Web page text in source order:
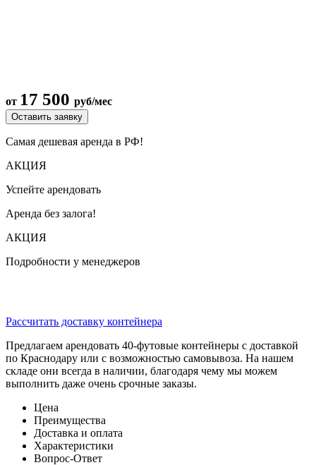
от 17 500 руб/мес
Оставить заявку
Самая дешевая аренда в РФ!
АКЦИЯ
Успейте арендовать
Аренда без залога!
АКЦИЯ
Подробности у менеджеров
Рассчитать доставку контейнера
Предлагаем арендовать 40-футовые контейнеры с доставкой
по Краснодару или с возможностью самовывоза. На нашем
складе они всегда в наличии, благодаря чему мы можем
выполнить даже очень срочные заказы.
Цена
Преимущества
Доставка и оплата
Характеристики
Вопрос-Ответ